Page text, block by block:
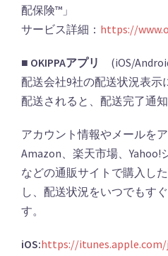
配保険™」
サービス詳細： https://
■ OKIPPAアプリ
(iOS/
配送会社9社の配送状況表示
配送されると、配送完了通知
アカウント情報やメールを
Amazon、楽天市場、Yahoo!
などの通販サイトで購入し
し、配送状況をいつでもす
す。
iOS:https://itunes.apple.com/